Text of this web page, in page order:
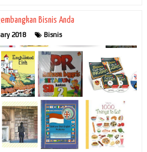
Bisnis Anda
2018 Bisnis